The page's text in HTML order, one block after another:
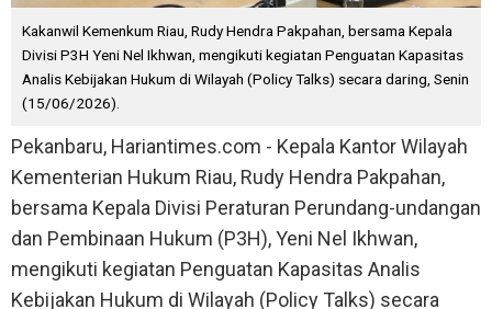
Kakanwil Kemenkum Riau, Rudy Hendra Pakpahan, bersama Kepala
Divisi P3H Yeni Nel Ikhwan, mengikuti kegiatan Penguatan Kapasitas
Analis Kebijakan Hukum di Wilayah (Policy Talks) secara daring, Senin
(15/06/2026).
Pekanbaru, Hariantimes.com - Kepala Kantor Wilayah
Kementerian Hukum Riau, Rudy Hendra Pakpahan,
bersama Kepala Divisi Peraturan Perundang-undangan
dan Pembinaan Hukum (P3H), Yeni Nel Ikhwan,
mengikuti kegiatan Penguatan Kapasitas Analis
Kebijakan Hukum di Wilayah (Policy Talks) secara